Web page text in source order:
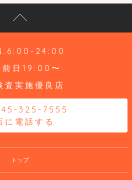
24:00
前日19:00〜
査実施優良店
325-7555
に電話する
トップ